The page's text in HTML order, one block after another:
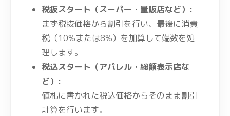
税抜スタート（スーパー・量販店など）:
まず税抜価格から割引を行い、最後に消費
税（10%または8%）を加算して端数を処
理します。
税込スタート（アパレル・総額表示店な
ど）:
値札に書かれた税込価格からそのまま割引
計算を行います。